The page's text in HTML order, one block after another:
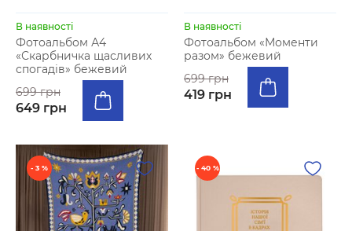
В наявності
Фотоальбом А4
«Скарбничка щасливих
спогадів» бежевий
699 грн
649 грн
В наявності
Фотоальбом «Моменти
разом» бежевий
699 грн
419 грн
- 3 % - 40 %